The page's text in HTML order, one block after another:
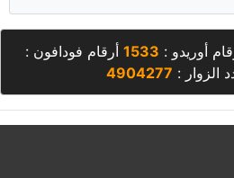
أوريدو : 1533 أرقام فودافون :
الزوار : 4904277